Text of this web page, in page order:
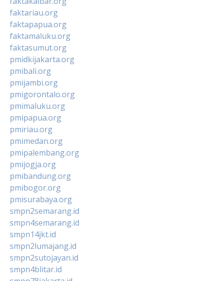
faktariau.org
faktapapua.org
faktamaluku.org
faktasumut.org
pmidkijakarta.org
pmibali.org
pmijambi.org
pmigorontalo.org
pmimaluku.org
pmipapua.org
pmiriau.org
pmimedan.org
pmipalembang.org
pmijogja.org
pmibandung.org
pmibogor.org
pmisurabaya.org
smpn2semarang.id
smpn4semarang.id
smpn14jkt.id
smpn2lumajang.id
smpn2sutojayan.id
smpn4blitar.id